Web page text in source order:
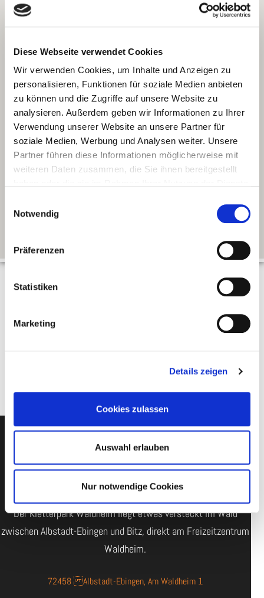
Diese Webseite verwendet Cookies
Wir verwenden Cookies, um Inhalte und Anzeigen zu
personalisieren, Funktionen für soziale Medien anbieten
zu können und die Zugriffe auf unsere Website zu
analysieren. Außerdem geben wir Informationen zu Ihrer
Verwendung unserer Website an unsere Partner für
soziale Medien, Werbung und Analysen weiter. Unsere
Partner führen diese Informationen möglicherweise mit
weiteren Daten zusammen, die Sie ihnen bereitgestellt
Notwendig
Präferenzen
Statistiken
Marketing
Details zeigen
Cookies zulassen
Auswahl erlauben
Nur notwendige Cookies
Am Waldheim 1" ein.
Der Kletterpark Waldheim liegt etwas versteckt im Wald
zwischen Albstadt-Ebingen und Bitz, direkt am Freizeitzentrum
Waldheim.
72458 Albstadt-Ebingen, Am Waldheim 1